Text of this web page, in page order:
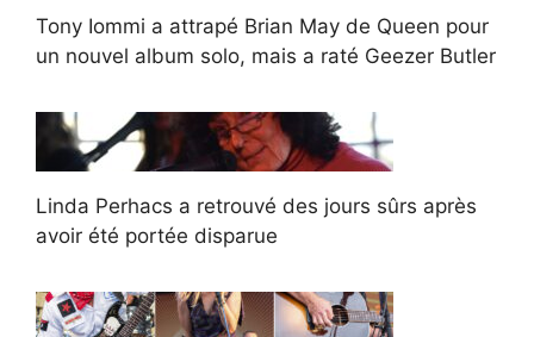
Tony Iommi a attrapé Brian May de Queen pour
un nouvel album solo, mais a raté Geezer Butler
Linda Perhacs a retrouvé des jours sûrs après
avoir été portée disparue